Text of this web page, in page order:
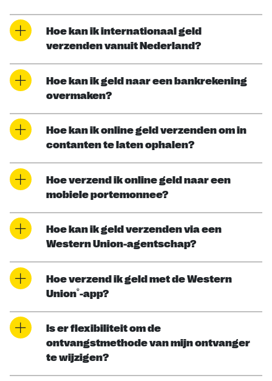
Hoe kan ik internationaal geld
verzenden vanuit Nederland?
Hoe kan ik geld naar een bankrekening
overmaken?
Hoe kan ik online geld verzenden om in
contanten te laten ophalen?
Hoe verzend ik online geld naar een
mobiele portemonnee?
Hoe kan ik geld verzenden via een
Western Union-agentschap?
Hoe verzend ik geld met de Western
Union®-app?
Is er flexibiliteit om de
ontvangstmethode van mijn ontvanger
te wijzigen?